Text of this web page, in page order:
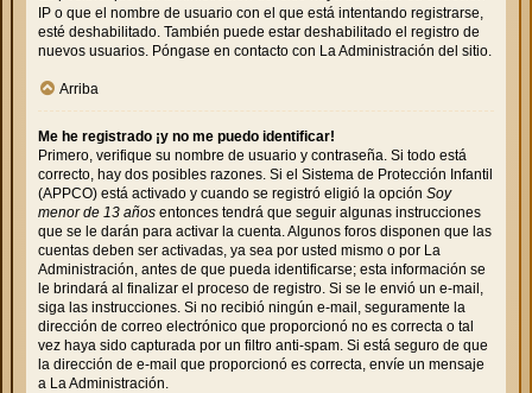
IP o que el nombre de usuario con el que está intentando registrarse,
esté deshabilitado. También puede estar deshabilitado el registro de
nuevos usuarios. Póngase en contacto con La Administración del sitio.
Arriba
Me he registrado ¡y no me puedo identificar!
Primero, verifique su nombre de usuario y contraseña. Si todo está
correcto, hay dos posibles razones. Si el Sistema de Protección Infantil
(APPCO) está activado y cuando se registró eligió la opción Soy
menor de 13 años entonces tendrá que seguir algunas instrucciones
que se le darán para activar la cuenta. Algunos foros disponen que las
cuentas deben ser activadas, ya sea por usted mismo o por La
Administración, antes de que pueda identificarse; esta información se
le brindará al finalizar el proceso de registro. Si se le envió un e-mail,
siga las instrucciones. Si no recibió ningún e-mail, seguramente la
dirección de correo electrónico que proporcionó no es correcta o tal
vez haya sido capturada por un filtro anti-spam. Si está seguro de que
la dirección de e-mail que proporcionó es correcta, envíe un mensaje
a La Administración.